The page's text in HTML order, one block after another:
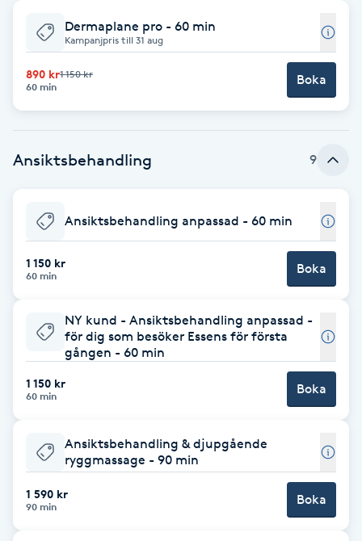
Babylights
Balayage
Barber
Barnklippning
Blowout
Bottenfärg
Brynformning
Brynfärgning
Bröllopsuppsättning
Dermaplane pro - 60 min
Kampanjpris till 31 aug
890 kr1 150 kr
60 min
Boka
Ansiktsbehandling 9
Ansiktsbehandling anpassad - 60 min
1 150 kr
60 min Boka
NY kund - Ansiktsbehandling anpassad -
för dig som besöker Essens för första
gången - 60 min
1 150 kr
60 min Boka
Ansiktsbehandling & djupgående
ryggmassage - 90 min
1 590 kr
90 min Boka